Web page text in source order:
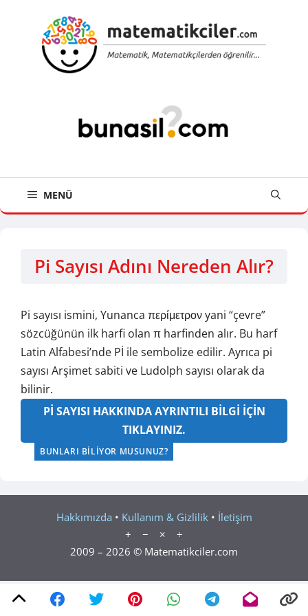
MENÜ
Pi Sayısı Adını Nereden Alır?
Pi sayısı ismini, Yunanca περίμετρον yani “çevre”
sözcüğünün ilk harfi olan π harfinden alır. Bu harf
Latin Alfabesi’nde Pİ ile sembolize edilir. Ayrıca pi
sayısı Arşimet sabiti ve Ludolph sayısı olarak da
bilinir.
Pİ SAYISI HAKKINDA AYRINTILI BİLGİ İÇİN
TIKLAYINIZ.
BUNLARI BILIYOR MUSUNUZ?
Hakkımızda • Kullanım & Gizlilik • İletişim
+ − × ÷
2009 – 2026 © Matematikciler.com